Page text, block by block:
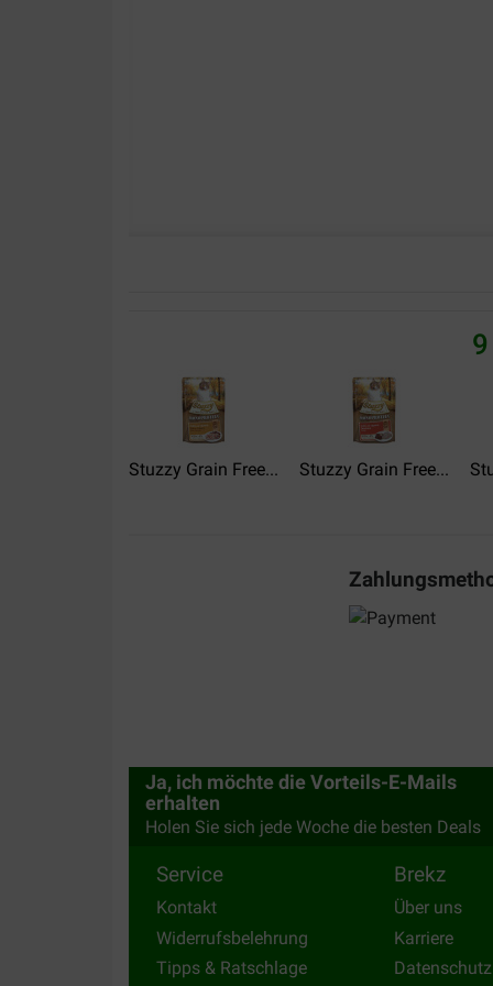
Stuzzy Grain Free... Stuzzy Grain Free...
Ja, ich möchte die Vorteils-E-Mails
erhalten
Holen Sie sich jede Woche die besten Deals
Service
Kontakt
Widerrufsbelehrung
Tipps & Ratschlage
Brekz
Über uns
Karriere
Datenschutz